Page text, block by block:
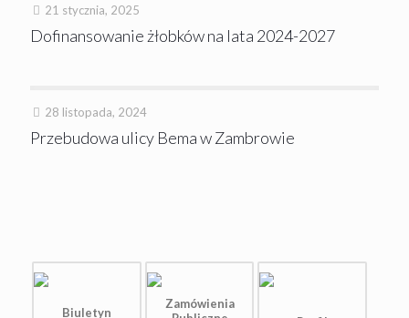
21 stycznia, 2025
Dofinansowanie żłobków na lata 2024-2027
28 listopada, 2024
Przebudowa ulicy Bema w Zambrowie
Biuletyn
Zamówienia